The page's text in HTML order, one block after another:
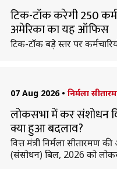
टिक-टॉक करेगी 250
अमेरिका का यह ऑफिस
टिक-टॉक बड़े स्तर पर
07 Aug 2026 • निर्मला
लोकसभा में कर संशोधन
क्या हुआ बदलाव?
वित्त मंत्री निर्मला
(संसोधन) बिल, 2026 को